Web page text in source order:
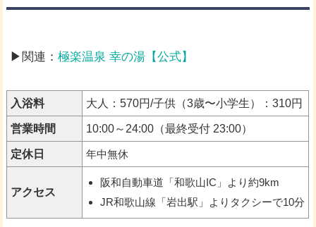
▶関連：極楽温泉 幸の湯【公式】
入浴料 大人：570円/子供（3歳〜小学生）：310円
営業時間 10:00～24:00（最終受付 23:00）
定休日 年中無休
アクセス
阪和自動車道「和歌山IC」より約9km
JR和歌山線「岩出駅」よりタクシーで10分